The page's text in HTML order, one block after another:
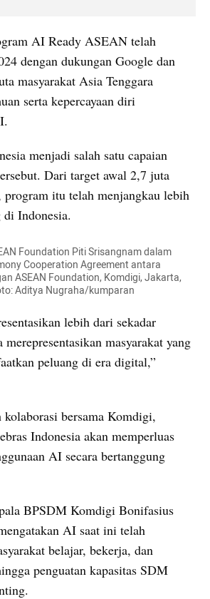
AI Ready ASEAN telah
dengan dukungan Google dan
masyarakat Asia Tenggara
serta kepercayaan diri
menjadi salah satu capaian
Dari target awal 2,7 juta
program itu telah menjangkau lebih
Indonesia.
Foundation Piti Srisangnam dalam
Cooperation Agreement antara
ASEAN Foundation, Komdigi, Jakarta,
Aditya Nugraha/kumparan
lebih dari sekadar
masyarakat yang
peluang di era digital,”
bersama Komdigi,
Indonesia akan memperluas
AI secara bertanggung
BPSDM Komdigi Bonifasius
AI saat ini telah
belajar, bekerja, dan
penguatan kapasitas SDM